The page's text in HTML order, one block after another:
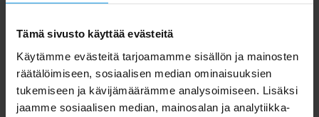
Tämä sivusto käyttää evästeitä
Käytämme evästeitä tarjoamamme sisällön ja mainosten
räätälöimiseen, sosiaalisen median ominaisuuksien
tukemiseen ja kävijämäärämme analysoimiseen. Lisäksi
jaamme sosiaalisen median, mainosalan ja analytiikka-
mahdollisuus tuottaa esimerkiksi täysin
uudenlaisia mobiili- ja internetratkaisuja tai
siirtää suoraa kuvaa muilta paikkakunnilta
stadioneillemme.”